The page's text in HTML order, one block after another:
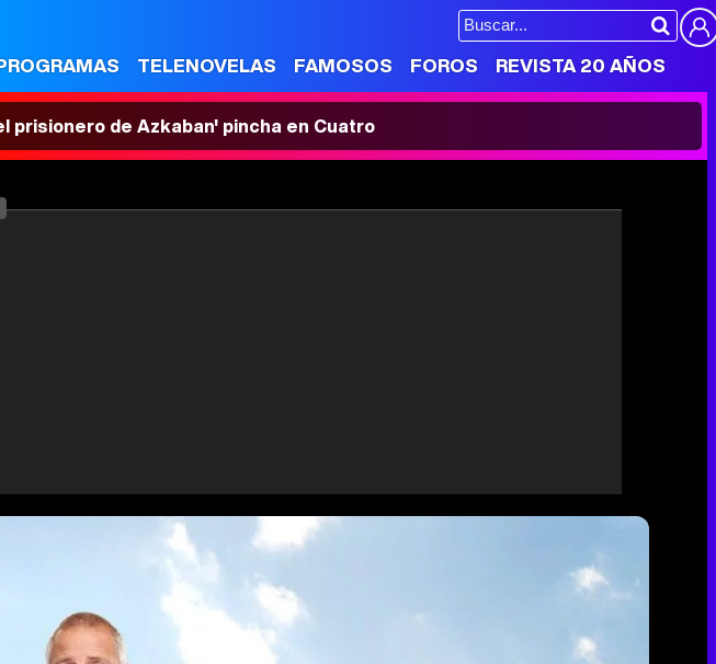
TELENOVELAS FAMOSOS FOROS REVISTA 20 AÑOS
prisionero de Azkaban' pincha en Cuatro